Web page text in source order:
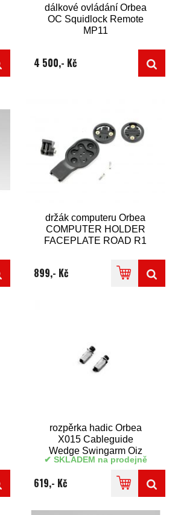
dálkové ovládání Orbea
OC Squidlock Remote
MP11
4 500,- Kč
držák computeru Orbea
COMPUTER HOLDER
FACEPLATE ROAD R1
899,- Kč
rozpěrka hadic Orbea
X015 Cableguide
Wedge Swingarm Oiz
Carbon
SKLADEM na prodejně
619,- Kč